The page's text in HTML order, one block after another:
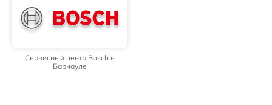
Сервисный центр Bosch в
Барнауле